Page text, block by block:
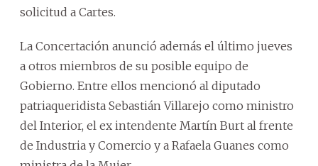
solicitud a Cartes.
La Concertación anunció además el último jueves
a otros miembros de su posible equipo de
Gobierno. Entre ellos mencionó al diputado
patriaqueridista Sebastián Villarejo como ministro
del Interior, el ex intendente Martín Burt al frente
de Industria y Comercio y a Rafaela Guanes como